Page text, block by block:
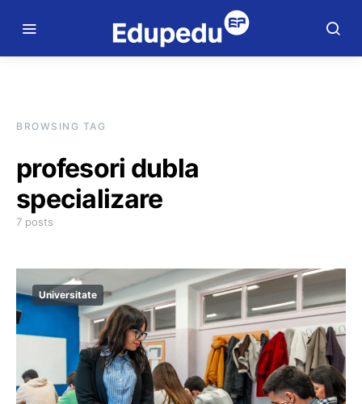
BROWSING TAG
profesori dubla
specializare
7 posts
Universitate